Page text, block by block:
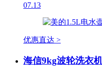
07.13
优惠直达 >
海信9kg波轮洗衣